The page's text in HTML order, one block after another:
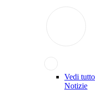
Vedi tutto
Notizie